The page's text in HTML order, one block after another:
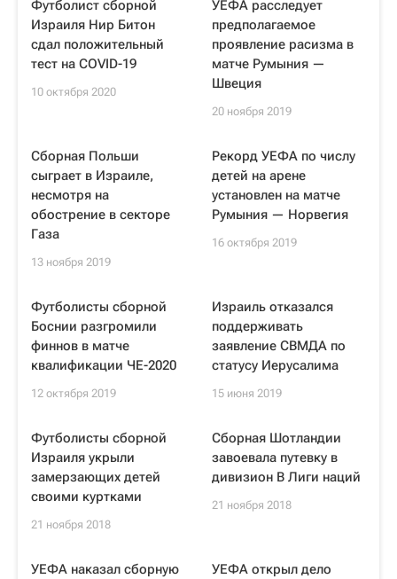
Футболист сборной
Израиля Нир Битон
сдал положительный
тест на COVID-19
10 октября 2020
УЕФА расследует
предполагаемое
проявление расизма в
матче Румыния —
Швеция
20 ноября 2019
Сборная Польши
сыграет в Израиле,
несмотря на
обострение в секторе
Газа
13 ноября 2019
Рекорд УЕФА по числу
детей на арене
установлен на матче
Румыния — Норвегия
16 октября 2019
Футболисты сборной
Боснии разгромили
финнов в матче
квалификации ЧЕ-2020
12 октября 2019
Израиль отказался
поддерживать
заявление СВМДА по
статусу Иерусалима
15 июня 2019
Футболисты сборной
Израиля укрыли
замерзающих детей
своими куртками
21 ноября 2018
Сборная Шотландии
завоевала путевку в
дивизион В Лиги наций
21 ноября 2018
УЕФА наказал сборную
УЕФА открыл дело